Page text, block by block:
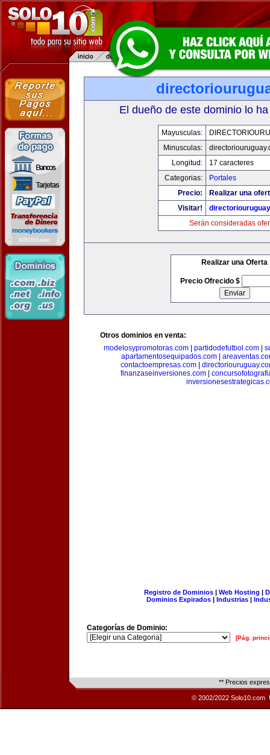
El dueño de este dominio lo
Mayusculas:
Minusculas:
Longitud:
17 caracteres
Categorias:
Portales
Precio:
Realizar una
Visitar!
Serán consideradas
Realizar una Oferta
Precio Ofrecido $
Otros dominios en venta:
modelosypromotoras.com| partidodefutbol.com|
apartamentosequipados.com|
contactoempresas.com
finanzaseinversiones.com
Registro de Dominios| Web Hosting |
Dominios Expirados | Industrias |
Categorías de Dominio:
[Pág.
** Precios
© 2002/2022 Solo10.com